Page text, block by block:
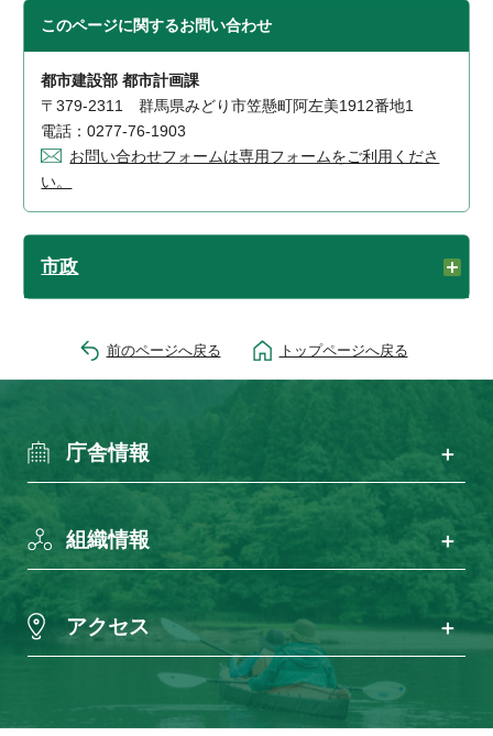
このページに関するお問い合わせ
都市建設部 都市計画課
〒379-2311 群馬県みどり市笠懸町阿左美1912番地1
電話：0277-76-1903
お問い合わせフォームは専用フォームをご利用くださ
い。
市政
前のページへ戻る トップページへ戻る
庁舎情報
組織情報
アクセス